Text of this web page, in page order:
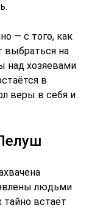
— с того, как
выбраться на
над хозяевами
в
веры в себя и
людьми
тайно встаёт